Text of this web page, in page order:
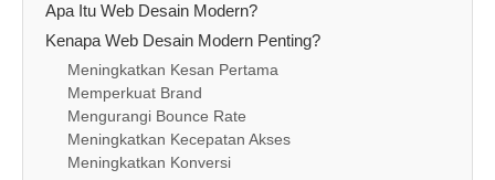
Apa Itu Web Desain Modern?
Kenapa Web Desain Modern Penting?
Meningkatkan Kesan Pertama
Memperkuat Brand
Mengurangi Bounce Rate
Meningkatkan Kecepatan Akses
Meningkatkan Konversi